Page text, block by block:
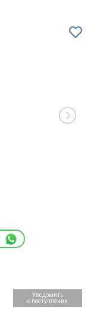
Уведомить
о поступлении